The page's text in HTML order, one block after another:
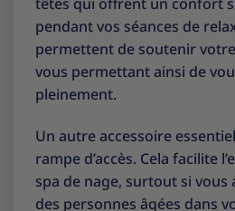
pendant vos séances de
permettent de soutenir
vous permettant ainsi de
pleinement.
Un autre accessoire
rampe d’accès. Cela facilite
spa de nage, surtout si vous
des personnes âgées dans